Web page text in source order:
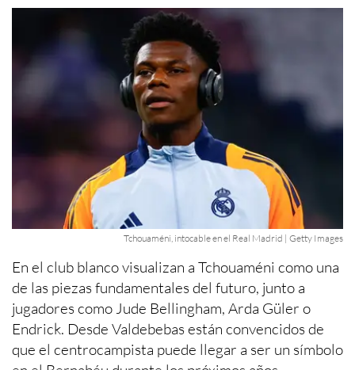
Tchouaméni, intocable en el Real Madrid | Getty Images
En el club blanco visualizan a Tchouaméni como una
de las piezas fundamentales del futuro, junto a
jugadores como Jude Bellingham, Arda Güler o
Endrick. Desde Valdebebas están convencidos de
que el centrocampista puede llegar a ser un símbolo